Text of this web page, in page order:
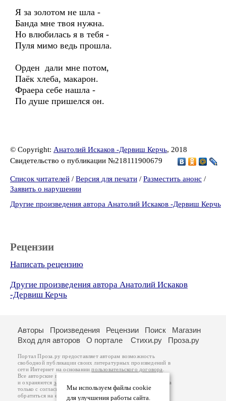
Я за золотом не шла -
Банда мне твоя нужна.
Но влюбилась я в тебя -
Пуля мимо ведь прошла.
Орден дали мне потом,
Паёк хлеба, макарон.
Фраера себе нашла -
По душе пришелся он.
© Copyright: Анатолий Искаков -Дервиш Керчь, 2018
Свидетельство о публикации №218111900679
Список читателей / Версия для печати / Разместить анонс /
Заявить о нарушении
Другие произведения автора Анатолий Искаков -Дервиш Керчь
Рецензии
Написать рецензию
Другие произведения автора Анатолий Искаков
-Дервиш Керчь
Мы используем файлы cookie
для улучшения работы сайта.
Авторы Произведения Рецензии Поиск
Магазин
Вход для авторов
О портале Стихи.ру Проза.ру
Портал Проза.ру предоставляет авторам возможность
свободной публикации своих литературных произведений в
сети Интернет на основаниипользовательского договора
Все авторские права на произведения принадлежат авторам
и охраняются законом
. Перепечатка произведений возможна
только с согласия его автора, к которому вы можете
обратиться на его авторской странице. Ответственность за